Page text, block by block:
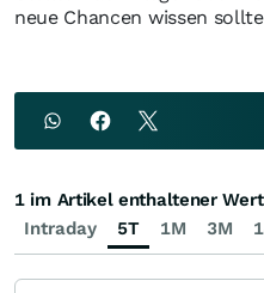
neue Chancen wissen
Intraday 5T 1M 3M
1 im Artikel enthaltener Wert